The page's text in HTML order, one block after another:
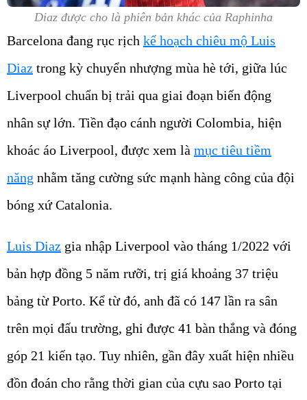
Diaz được cho là phiên bản khác của Raphinha
Barcelona đang rục rịch kế hoạch chiêu mộ Luis
Diaz trong kỳ chuyển nhượng mùa hè tới, giữa lúc
Liverpool chuẩn bị trải qua giai đoạn biến động
nhân sự lớn. Tiền đạo cánh người Colombia, hiện
khoác áo Liverpool, được xem là mục tiêu tiềm
năng nhằm tăng cường sức mạnh hàng công của đội
bóng xứ Catalonia.
Luis Diaz gia nhập Liverpool vào tháng 1/2022 với
bản hợp đồng 5 năm rưỡi, trị giá khoảng 37 triệu
bảng từ Porto. Kể từ đó, anh đã có 147 lần ra sân
trên mọi đấu trường, ghi được 41 bàn thắng và đóng
góp 21 kiến tạo. Tuy nhiên, gần đây xuất hiện nhiều
đồn đoán cho rằng thời gian của cựu sao Porto tại